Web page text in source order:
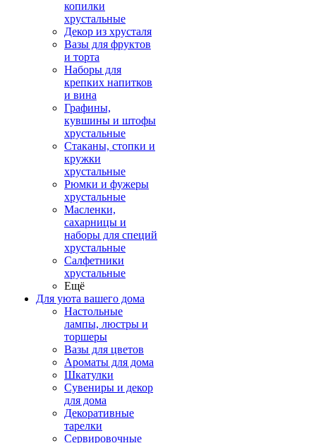
копилки
хрустальные
Декор из хрусталя
Вазы для фруктов
и торта
Наборы для
крепких напитков
и вина
Графины,
кувшины и штофы
хрустальные
Стаканы, стопки и
кружки
хрустальные
Рюмки и фужеры
хрустальные
Масленки,
сахарницы и
наборы для специй
хрустальные
Салфетники
хрустальные
Ещё
Для уюта вашего дома
Настольные
лампы, люстры и
торшеры
Вазы для цветов
Ароматы для дома
Шкатулки
Сувениры и декор
для дома
Декоративные
тарелки
Сервировочные